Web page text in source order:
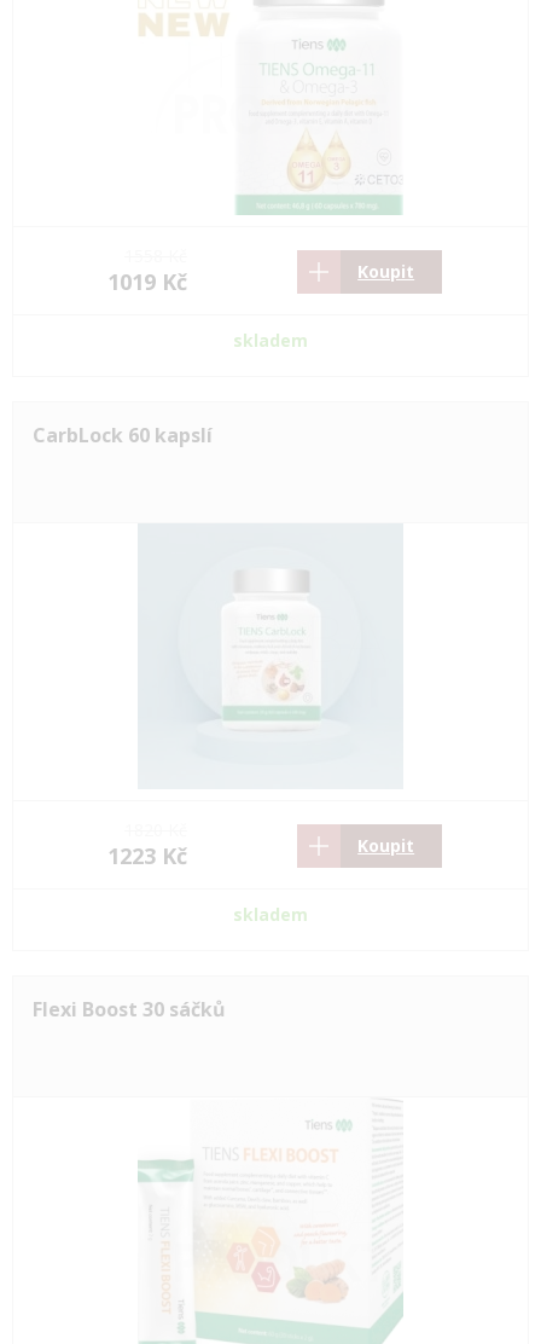
1019 Kč Koupit
skladem
CarbLock 60 kapslí
1223 Kč Koupit
skladem
Flexi Boost 30 sáčků